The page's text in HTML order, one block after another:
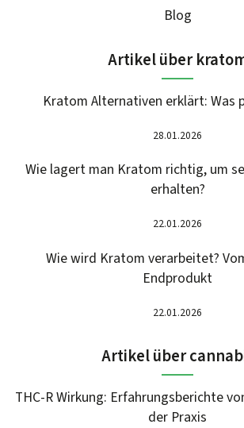
Blog
Artikel über
Kratom Alternativen erklärt: Was
28.01.2026
Wie lagert man Kratom richtig, um
erhalten?
22.01.2026
Wie wird Kratom verarbeitet?
Endprodukt
22.01.2026
Artikel über
THC-R Wirkung: Erfahrungsberichte
der Praxis